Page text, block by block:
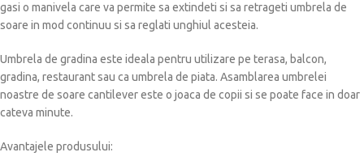
gasi o manivela care va permite sa extindeti si sa retrageti umbrela de
soare in mod continuu si sa reglati unghiul acesteia.
Umbrela de gradina este ideala pentru utilizare pe terasa, balcon,
gradina, restaurant sau ca umbrela de piata. Asamblarea umbrelei
noastre de soare cantilever este o joaca de copii si se poate face in doar
cateva minute.
Avantajele produsului: